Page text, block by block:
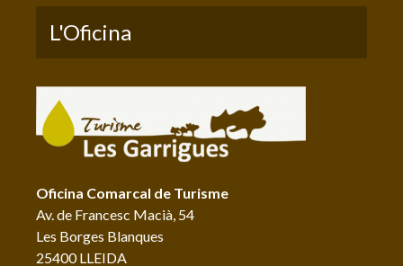
L'Oficina
Oficina Comarcal de Turisme
Av. de Francesc Macià, 54
Les Borges Blanques
25400 LLEIDA